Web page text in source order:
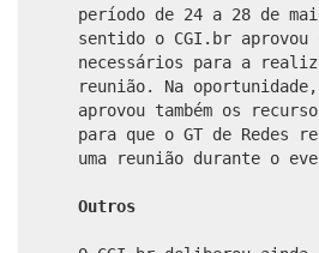
período de 24 a 28 de
sentido o CGI.br aprovou
necessários para a
reunião. Na
aprovou também os
para que o GT de Redes
uma reunião durante o
Outros